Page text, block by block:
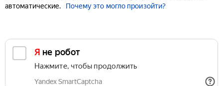
автоматические.
Почему это могло произойти?
Я не робот
Нажмите, чтобы продолжить
Yandex SmartCaptcha